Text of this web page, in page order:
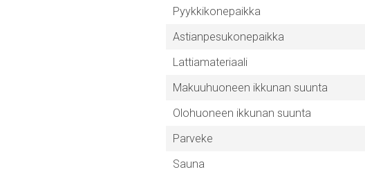
Pyykkikonepaikka
Astianpesukonepaikka
Lattiamateriaali
Makuuhuoneen ikkunan suunta
Olohuoneen ikkunan suunta
Parveke
Sauna